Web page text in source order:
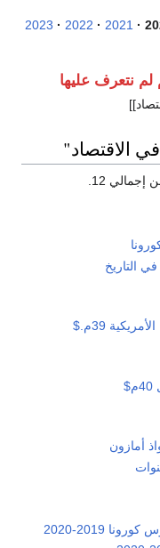
2021
2022
2023
لم نتعرف عليها
التاريخ
39م.$
أمازون
2019-2020